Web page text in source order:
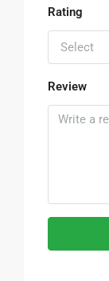
Rating
Select
Review